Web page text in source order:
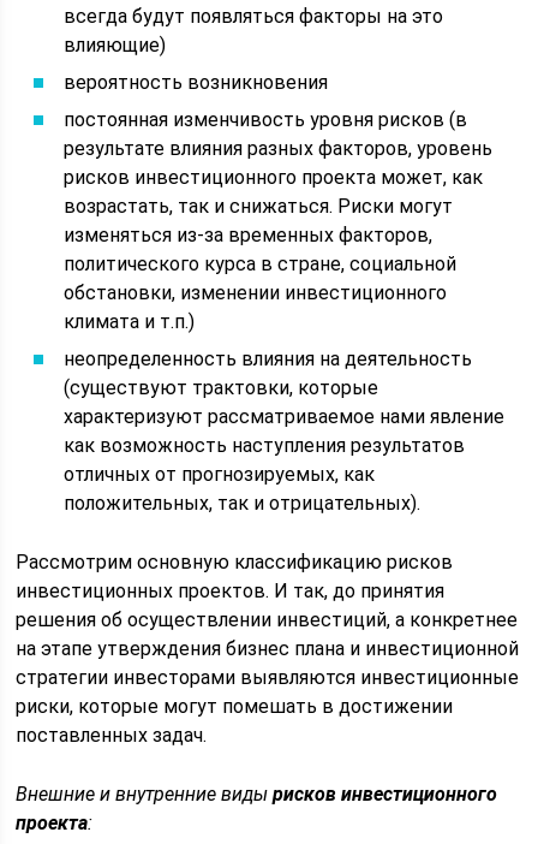
всегда будут появляться факторы на это
влияющие)
вероятность возникновения
постоянная изменчивость уровня рисков (в
результате влияния разных факторов, уровень
рисков инвестиционного проекта может, как
возрастать, так и снижаться. Риски могут
изменяться из-за временных факторов,
политического курса в стране, социальной
обстановки, изменении инвестиционного
климата и т.п.)
неопределенность влияния на деятельность
(существуют трактовки, которые
характеризуют рассматриваемое нами явление
как возможность наступления результатов
отличных от прогнозируемых, как
положительных, так и отрицательных).
Рассмотрим основную классификацию рисков
инвестиционных проектов. И так, до принятия
решения об осуществлении инвестиций, а конкретнее
на этапе утверждения бизнес плана и инвестиционной
стратегии инвесторами выявляются инвестиционные
риски, которые могут помешать в достижении
поставленных задач.
Внешние и внутренние видырисков инвестиционного
проекта: